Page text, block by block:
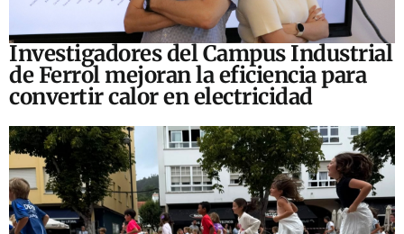
Investigadores del Campus Industrial
de Ferrol mejoran la eficiencia para
convertir calor en electricidad